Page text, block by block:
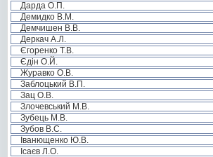
Дарда О.П.
Демидко В.М.
Демчишен В.В.
Деркач А.Л.
Єгоренко Т.В.
Єдін О.Й.
Журавко О.В.
Заблоцький В.П.
Зац О.В.
Злочевський М.В.
Зубець М.В.
Зубов В.С.
Іванющенко Ю.В.
Ісаєв Л.О.